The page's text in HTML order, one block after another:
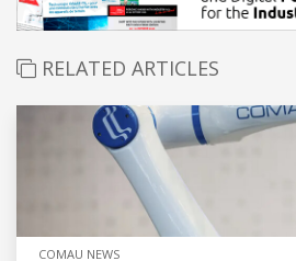
RELATED ARTICLES
COMAU NEWS